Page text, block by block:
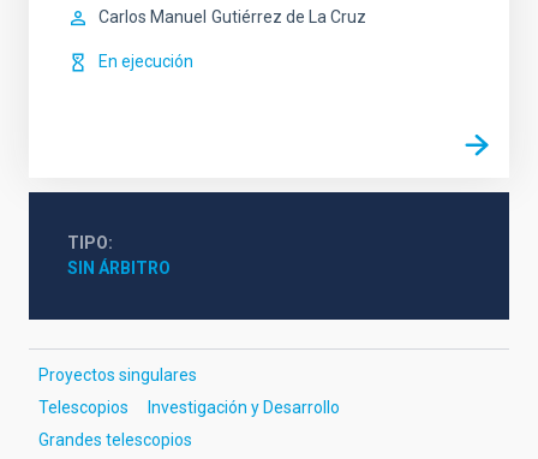
Carlos Manuel Gutiérrez de La Cruz
En ejecución
TIPO
SIN ÁRBITRO
Proyectos singulares
Telescopios
Investigación y Desarrollo
Grandes telescopios